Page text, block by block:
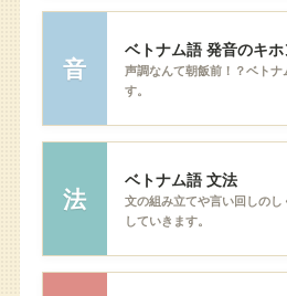
音
ベトナム語 発音のキ
声調なんて朝飯前！？ベト
す。
法
ベトナム語 文法
文の組み立てや言い回しの
していきます。